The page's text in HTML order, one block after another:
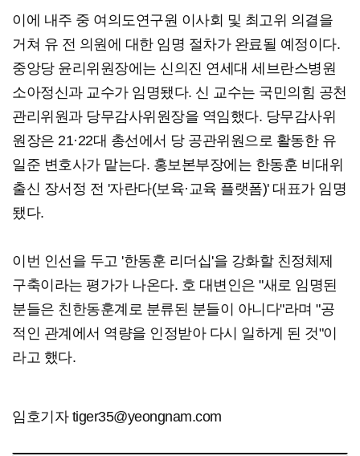
이에 내주 중 여의도연구원 이사회 및 최고위 의결을
거쳐 유 전 의원에 대한 임명 절차가 완료될 예정이다.
중앙당 윤리위원장에는 신의진 연세대 세브란스병원
소아정신과 교수가 임명됐다. 신 교수는 국민의힘 공천
관리위원과 당무감사위원장을 역임했다. 당무감사위
원장은 21·22대 총선에서 당 공관위원으로 활동한 유
일준 변호사가 맡는다. 홍보본부장에는 한동훈 비대위
출신 장서정 전 '자란다(보육·교육 플랫폼)' 대표가 임명
됐다.
이번 인선을 두고 '한동훈 리더십'을 강화할 친정체제
구축이라는 평가가 나온다. 호 대변인은 "새로 임명된
분들은 친한동훈계로 분류된 분들이 아니다"라며 "공
적인 관계에서 역량을 인정받아 다시 일하게 된 것"이
라고 했다.
임호기자 tiger35@yeongnam.com